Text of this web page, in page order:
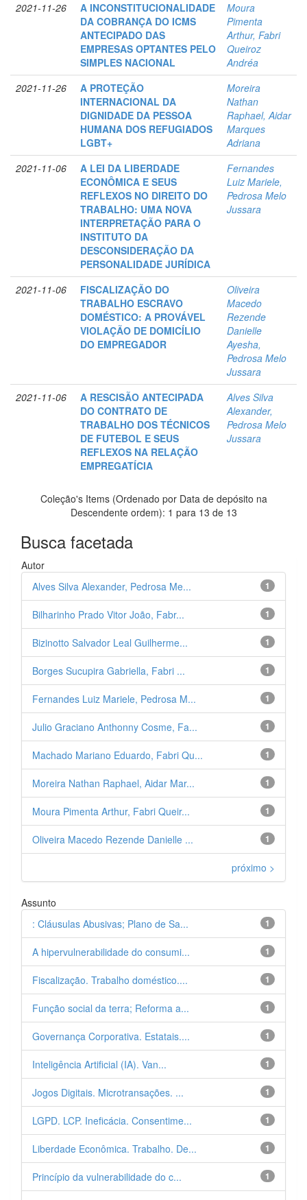
2021-11-26
A INCONSTITUCIONALIDADE
DA COBRANÇA DO ICMS
ANTECIPADO DAS
EMPRESAS OPTANTES PELO
SIMPLES NACIONAL
Moura
Pimenta
Arthur, Fabri
Queiroz
Andréa
2021-11-26
A PROTEÇÃO
INTERNACIONAL DA
DIGNIDADE DA PESSOA
HUMANA DOS REFUGIADOS
LGBT+
Moreira
Nathan
Raphael, Aidar
Marques
Adriana
2021-11-06
A LEI DA LIBERDADE
ECONÔMICA E SEUS
REFLEXOS NO DIREITO DO
TRABALHO: UMA NOVA
INTERPRETAÇÃO PARA O
INSTITUTO DA
DESCONSIDERAÇÃO DA
PERSONALIDADE JURÍDICA
Fernandes
Luiz Mariele,
Pedrosa Melo
Jussara
2021-11-06
FISCALIZAÇÃO DO
TRABALHO ESCRAVO
DOMÉSTICO: A PROVÁVEL
VIOLAÇÃO DE DOMICÍLIO
DO EMPREGADOR
Oliveira
Macedo
Rezende
Danielle
Ayesha,
Pedrosa Melo
Jussara
2021-11-06
A RESCISÃO ANTECIPADA
DO CONTRATO DE
TRABALHO DOS TÉCNICOS
DE FUTEBOL E SEUS
REFLEXOS NA RELAÇÃO
EMPREGATÍCIA
Alves Silva
Alexander,
Pedrosa Melo
Jussara
Coleção's Items (Ordenado por Data de depósito na
Descendente ordem): 1 para 13 de 13
Busca facetada
Autor
1
Alves Silva Alexander, Pedrosa Me...
1
Bilharinho Prado Vitor João, Fabr...
1
Bizinotto Salvador Leal Guilherme...
1
Borges Sucupira Gabriella, Fabri ...
1
Fernandes Luiz Mariele, Pedrosa M...
1
Julio Graciano Anthonny Cosme, Fa...
1
Machado Mariano Eduardo, Fabri Qu...
1
Moreira Nathan Raphael, Aidar Mar...
1
Moura Pimenta Arthur, Fabri Queir...
1
Oliveira Macedo Rezende Danielle ...
próximo >
Assunto
1
: Cláusulas Abusivas; Plano de Sa...
1
A hipervulnerabilidade do consumi...
1
Fiscalização. Trabalho doméstico....
1
Função social da terra; Reforma a...
1
Governança Corporativa. Estatais....
1
Inteligência Artificial (IA). Van...
1
Jogos Digitais. Microtransações. ...
1
LGPD. LCP. Ineficácia. Consentime...
1
Liberdade Econômica. Trabalho. De...
1
Princípio da vulnerabilidade do c...